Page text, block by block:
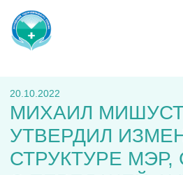
20.10.2022
МИХАИЛ
УТВЕРДИЛ
СТРУКТУРЕ